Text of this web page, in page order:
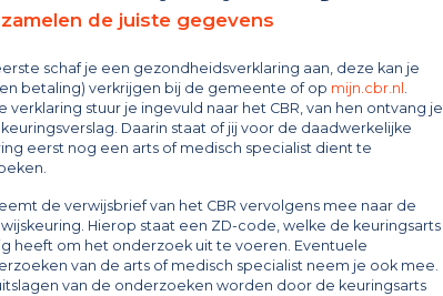
de juiste gegevens
schaf je een gezondheidsverklaring aan, deze kan je
betaling) verkrijgen bij de gemeente of op mijn.cbr.nl .
verklaring stuur je ingevuld naar het CBR, van hen ontvang je
Daarin staat of jij voor de daadwerkelijke
eerst nog een arts of medisch specialist dient te
de verwijsbrief van het CBR vervolgens mee naar de
Hierop staat een ZD-code, welke de keuringsarts
heeft om het onderzoek uit te voeren. Eventuele
van de arts of medisch specialist neem je ook mee.
van de onderzoeken worden door de keuringsarts